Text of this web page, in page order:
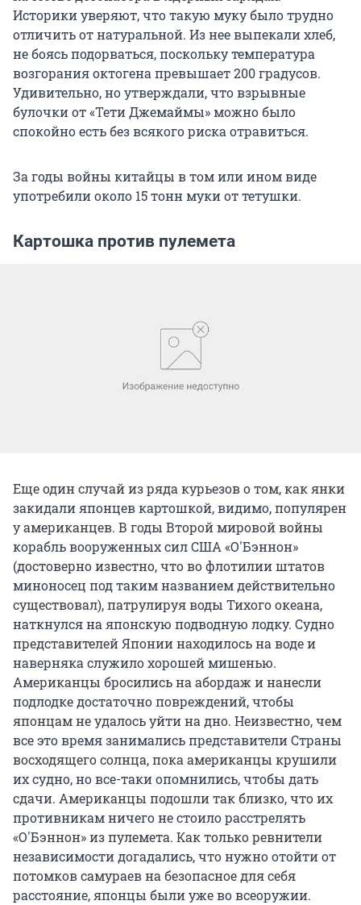
Историки уверяют, что такую муку было трудно
отличить от натуральной. Из нее выпекали хлеб,
не боясь подорваться, поскольку температура
возгорания октогена превышает 200 градусов.
Удивительно, но утверждали, что взрывные
булочки от «Тети Джемаймы» можно было
спокойно есть без всякого риска отравиться.
За годы войны китайцы в том или ином виде
употребили около 15 тонн муки от тетушки.
Картошка против пулемета
Еще один случай из ряда курьезов о том, как янки
закидали японцев картошкой, видимо, популярен
у американцев. В годы Второй мировой войны
корабль вооруженных сил США «О'Бэннон»
(достоверно известно, что во флотилии штатов
миноносец под таким названием действительно
существовал), патрулируя воды Тихого океана,
наткнулся на японскую подводную лодку. Судно
представителей Японии находилось на воде и
наверняка служило хорошей мишенью.
Американцы бросились на абордаж и нанесли
подлодке достаточно повреждений, чтобы
японцам не удалось уйти на дно. Неизвестно, чем
все это время занимались представители Страны
восходящего солнца, пока американцы крушили
их судно, но все-таки опомнились, чтобы дать
сдачи. Американцы подошли так близко, что их
противникам ничего не стоило расстрелять
«О'Бэннон» из пулемета. Как только ревнители
независимости догадались, что нужно отойти от
потомков самураев на безопасное для себя
расстояние, японцы были уже во всеоружии.